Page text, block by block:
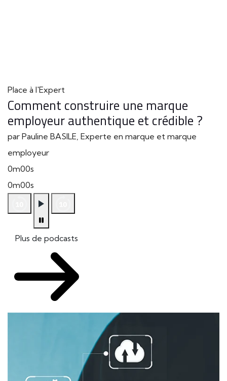
Place à l'Expert
Comment construire une marque
employeur authentique et crédible ?
par Pauline BASILE, Experte en marque et marque
employeur
0m00s
0m00s
Plus de podcasts